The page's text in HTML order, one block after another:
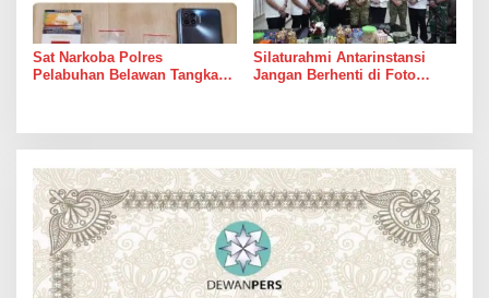
Sat Narkoba Polres
Pelabuhan Belawan Tangkap
Silaturahmi Antarinstansi
Jangan Berhenti di Foto